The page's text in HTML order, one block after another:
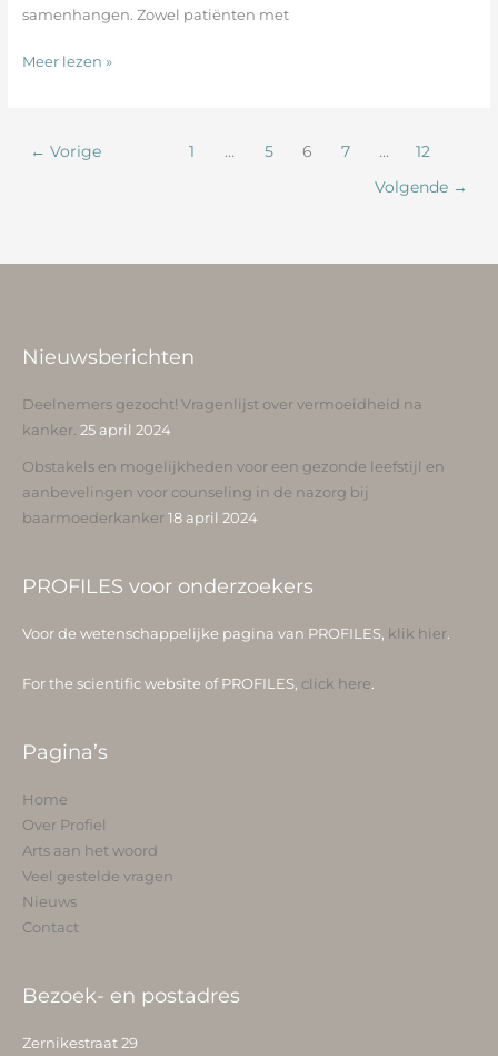
samenhangen. Zowel patiënten met
Meer lezen »
← Vorige 1 … 5 6 7 …
12
Volgende →
Nieuwsberichten
Deelnemers gezocht! Vragenlijst over vermoeidheid na
kanker. 25 april 2024
Obstakels en mogelijkheden voor een gezonde leefstijl en
aanbevelingen voor counseling in de nazorg bij
baarmoederkanker 18 april 2024
PROFILES voor onderzoekers
Voor de wetenschappelijke pagina van PROFILES, klik hier.
For the scientific website of PROFILES, click here.
Pagina’s
Home
Over Profiel
Arts aan het woord
Veel gestelde vragen
Nieuws
Contact
Bezoek- en postadres
Zernikestraat 29